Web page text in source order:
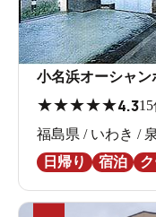
小名浜オーシャ
★★★★★4.3
福島県 / いわき /
日帰り
宿泊